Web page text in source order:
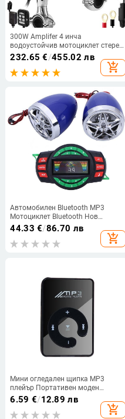
300W Amplifer 4 инча
водоустойчив мотоциклет стерео
Bluetooth радио
високоговорители ATV UTV аудио
система с USB AUX MP3
232.65 €/455.02 лв
add_shopping_cart
Автомобилен Bluetooth MP3
Мотоциклет Bluetooth Нов
дисплей Bluetooth MP3 518
Високоговорител Cross-Bike
44.33 €/86.70 лв
add_shopping_cart
Мини огледален щипка MP3
плейър Портативен моден
спортен USB цифров музикален
плейър Micro SD TF карта Медиен
плейър
6.59 €/12.89 лв
add_shopping_cart